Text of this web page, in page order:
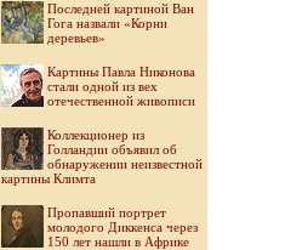
Последней картиной Ван
Гога назвали «Корни
деревьев»
Картины Павла Никонова
стали одной из вех
отечественной живописи
Коллекционер из
Голландии объявил об
обнаружении неизвестной
картины Климта
Пропавший портрет
молодого Диккенса через
150 лет нашли в Африке